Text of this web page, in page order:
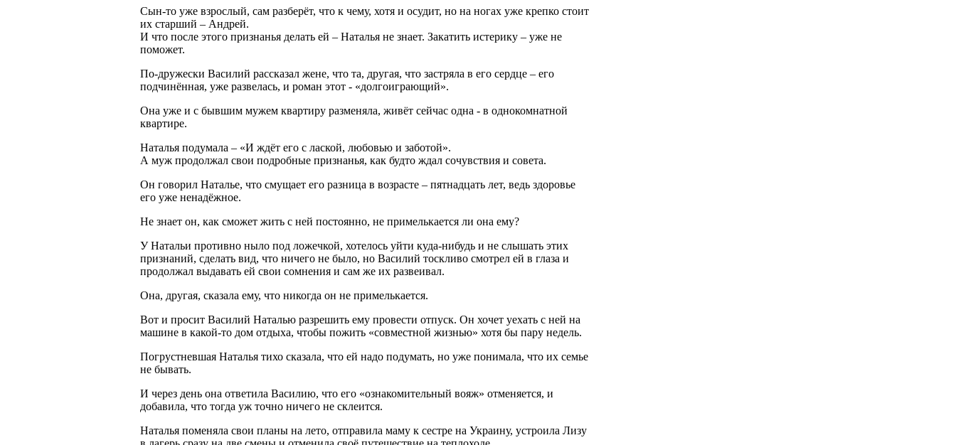
Сын-то уже взрослый, сам разберёт, что к чему, хотя и осудит, но на ногах уже крепко стоит
их старший – Андрей.
И что после этого признанья делать ей – Наталья не знает. Закатить истерику – уже не
поможет.
По-дружески Василий рассказал жене, что та, другая, что застряла в его сердце – его
подчинённая, уже развелась, и роман этот - «долгоиграющий».
Она уже и с бывшим мужем квартиру разменяла, живёт сейчас одна - в однокомнатной
квартире.
Наталья подумала – «И ждёт его с лаской, любовью и заботой».
А муж продолжал свои подробные признанья, как будто ждал сочувствия и совета.
Он говорил Наталье, что смущает его разница в возрасте – пятнадцать лет, ведь здоровье
его уже ненадёжное.
Не знает он, как сможет жить с ней постоянно, не примелькается ли она ему?
У Натальи противно ныло под ложечкой, хотелось уйти куда-нибудь и не слышать этих
признаний, сделать вид, что ничего не было, но Василий тоскливо смотрел ей в глаза и
продолжал выдавать ей свои сомнения и сам же их развеивал.
Она, другая, сказала ему, что никогда он не примелькается.
Вот и просит Василий Наталью разрешить ему провести отпуск. Он хочет уехать с ней на
машине в какой-то дом отдыха, чтобы пожить «совместной жизнью» хотя бы пару недель.
Погрустневшая Наталья тихо сказала, что ей надо подумать, но уже понимала, что их семье
не бывать.
И через день она ответила Василию, что его «ознакомительный вояж» отменяется, и
добавила, что тогда уж точно ничего не склеится.
Наталья поменяла свои планы на лето, отправила маму к сестре на Украину, устроила Лизу